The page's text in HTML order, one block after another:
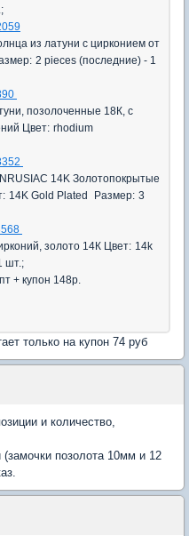
из латуни с цирконием от
2 pieces (последние) - 1
позолоченные 18К, с
Цвет: rhodium
14K Золотопокрытые
14K Gold Plated Размер: 3
золото 14К Цвет: 14k
шт.;
148р.
только на купон 74 руб
и количество,
позолота 10мм и 12